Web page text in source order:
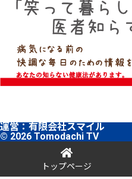
運営： 有限会社スマイル
© 2026 Tomodachi TV
トップページ